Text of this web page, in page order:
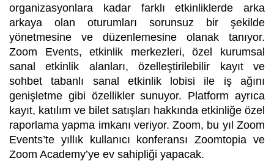
organizasyonlara kadar farklı etkinliklerde arka
arkaya olan oturumları sorunsuz bir şekilde
yönetmesine ve düzenlemesine olanak tanıyor.
Zoom Events, etkinlik merkezleri, özel kurumsal
sanal etkinlik alanları, özelleştirilebilir kayıt ve
sohbet tabanlı sanal etkinlik lobisi ile iş ağını
genişletme gibi özellikler sunuyor. Platform ayrıca
kayıt, katılım ve bilet satışları hakkında etkinliğe özel
raporlama yapma imkanı veriyor. Zoom, bu yıl Zoom
Events’te yıllık kullanıcı konferansı Zoomtopia ve
Zoom Academy’ye ev sahipliği yapacak.